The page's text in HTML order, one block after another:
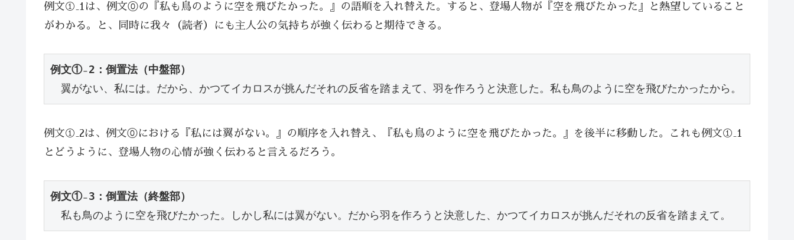
例文①₋1は、例文⓪の『私も鳥のように空を飛びたかった。』の語順を入れ替えた。すると、登場人物が『空を飛びたかった』と熱望していること
がわかる。と、同時に我々（読者）にも主人公の気持ちが強く伝わると期待できる。
例文①₋2：倒置法（中盤部）
翼がない、私には。だから、かつてイカロスが挑んだそれの反省を踏まえて、羽を作ろうと決意した。私も鳥のように空を飛びたかったから。
例文①₋2は、例文⓪における『私には翼がない。』の順序を入れ替え、『私も鳥のように空を飛びたかった。』を後半に移動した。これも例文①₋1
とどうように、登場人物の心情が強く伝わると言えるだろう。
例文①₋3：倒置法（終盤部）
私も鳥のように空を飛びたかった。しかし私には翼がない。だから羽を作ろうと決意した、かつてイカロスが挑んだそれの反省を踏まえて。